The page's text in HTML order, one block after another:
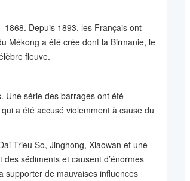
Depuis 1893, les Français ont
Mékong a été crée dont la Birmanie, le
fleuve.
Une série des barrages ont été
a été accusé violemment à cause du
Trieu So, Jinghong, Xiaowan et une
sédiments et causent d’énormes
supporter de mauvaises influences